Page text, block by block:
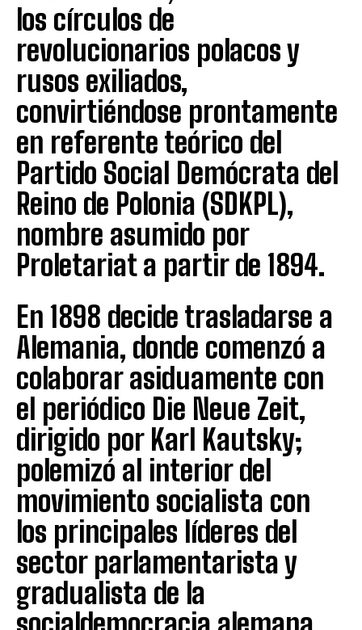
los círculos de
revolucionarios polacos y
rusos exiliados,
convirtiéndose prontamente
en referente teórico del
Partido Social Demócrata del
Reino de Polonia (SDKPL),
nombre asumido por
Proletariat a partir de 1894.
En 1898 decide trasladarse a
Alemania, donde comenzó a
colaborar asiduamente con
el periódico Die Neue Zeit,
dirigido por Karl Kautsky;
polemizó al interior del
movimiento socialista con
los principales líderes del
sector parlamentarista y
gradualista de la